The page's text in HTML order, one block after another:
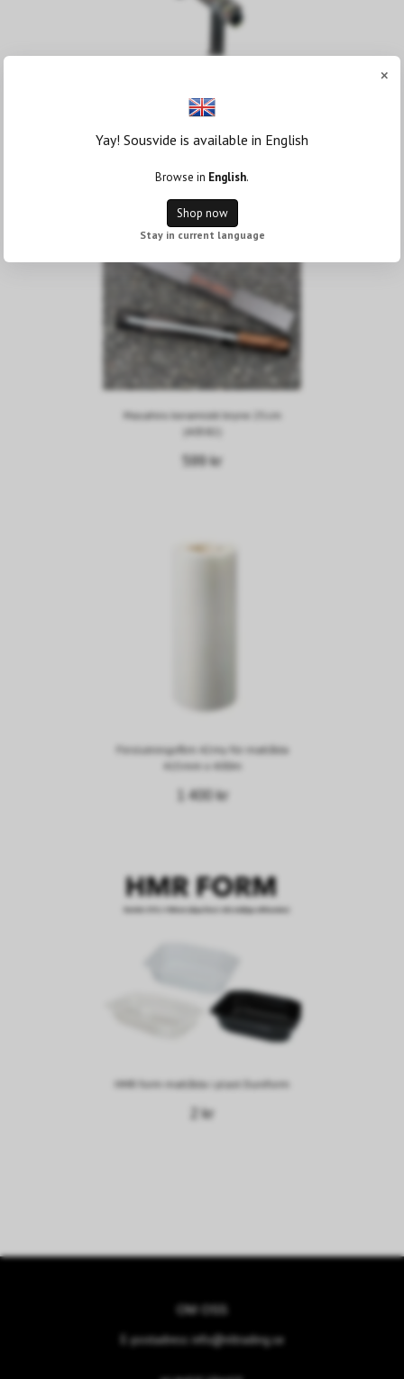
aplicerare
Masahiro keramiskt bryne 25cm
(40582)
599 kr
Förslutningsfilm 42my för matlåda
415mm x 400m
1 400 kr
HMR form matlåda i plast Duniform
2 kr
OM OSS
E-postadress: info@nltrading.se
×
Yay! Sousvide is available in English
Browse in English.
Shop now
Stay in current language